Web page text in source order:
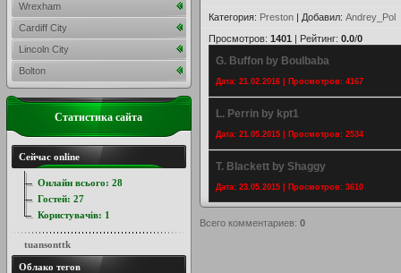
Категория: Preston | Добавил: Andrey_Pol
Просмотров: 1401 | Рейтинг: 0.0/0
G. Buffon by Boulbaba
Дата: 21.02.2016 | Просмотров: 4167
L. Perrin by kpt1
Дата: 21.05.2015 | Просмотров: 2534
T. Blackett by Shaggy
Дата: 23.05.2015 | Просмотров: 3610
Всего комментариев: 0
Wrexham
Cardiff City
Lincoln City
Bolton
Статистика сайта
Сейчас online
Онлайн всього: 28
Гостей: 27
Користувачів: 1
tuansonttk
Облако тегов